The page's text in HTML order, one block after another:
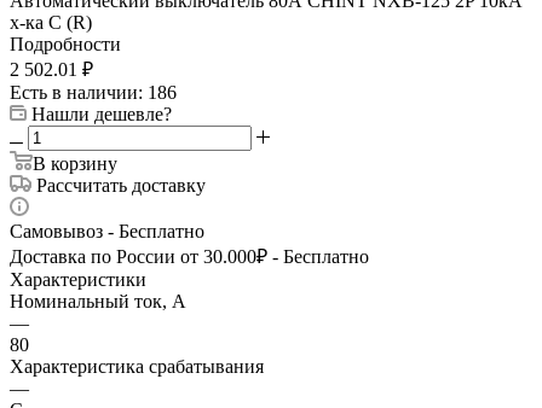
х-ка C (R)
Подробности
2 502.01 ₽
Есть в наличии: 186
Нашли дешевле?
В корзину
Рассчитать доставку
Самовывоз - Бесплатно
Доставка по России от 30.000₽ - Бесплатно
Характеристики
Номинальный ток, А
—
80
Характеристика срабатывания
—